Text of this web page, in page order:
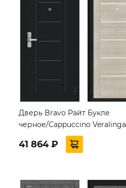
Дверь Bravo Райт Букле
черное/Cappuccino Veralinga
41 864 ₽